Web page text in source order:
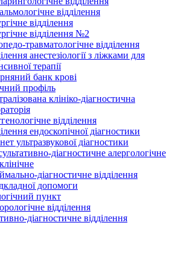
відділення
відділення
відділення №2
травматологічне відділення
анестезіології з ліжками для
терапії
банк крові
профіль
клініко-діагностична
відділення
ендоскопічної діагностики
ультразвукової діагностики
діагностичне алергологічне
діагностичне відділення
допомоги
пункт
відділення
діагностичне відділення